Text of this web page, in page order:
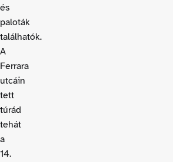
és
paloták
találhatók.
A
Ferrara
utcáin
tett
túrád
tehát
a
14.